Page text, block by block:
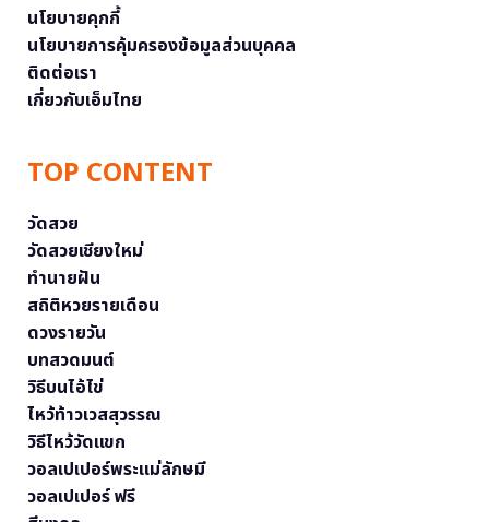
นโยบายคุกกี้
นโยบายการคุ้มครองข้อมูลส่วนบุคคล
ติดต่อเรา
เกี่ยวกับเอ็มไทย
TOP CONTENT
วัดสวย
วัดสวยเชียงใหม่
ทำนายฝัน
สถิติหวยรายเดือน
ดวงรายวัน
บทสวดมนต์
วิธีบนไอ้ไข่
ไหว้ท้าวเวสสุวรรณ
วิธีไหว้วัดแขก
วอลเปเปอร์พระแม่ลักษมี
วอลเปเปอร์ ฟรี